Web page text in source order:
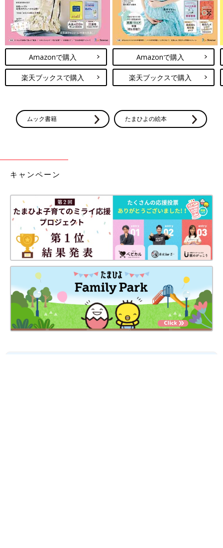
Amazonで購入
楽天ブックスで購入
Amazonで購入
楽天ブックスで購入
ムック書籍 たまひよの絵本
キャンペーン